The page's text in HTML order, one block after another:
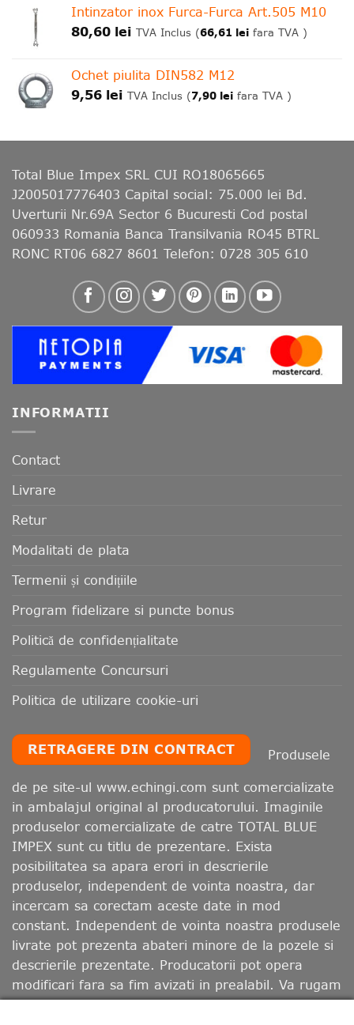
Intinzator inox Furca-Furca Art.505 M10
80,60 lei TVA Inclus (66,61 lei fara TVA )
Ochet piulita DIN582 M12
9,56 lei TVA Inclus (7,90 lei fara TVA )
Total Blue Impex SRL CUI RO18065665
J2005017776403 Capital social: 75.000 lei Bd.
Uverturii Nr.69A Sector 6 Bucuresti Cod postal
060933 Romania Banca Transilvania RO45 BTRL
RONC RT06 6827 8601 Telefon: 0728 305 610
INFORMATII
Contact
Livrare
Retur
Modalitati de plata
Termenii și condițiile
Program fidelizare si puncte bonus
Politică de confidențialitate
Regulamente Concursuri
Politica de utilizare cookie-uri
RETRAGERE DIN CONTRACT
Produsele
de pe site-ul www.echingi.com sunt comercializate
in ambalajul original al producatorului. Imaginile
produselor comercializate de catre TOTAL BLUE
IMPEX sunt cu titlu de prezentare. Exista
posibilitatea sa apara erori in descrierile
produselor, independent de vointa noastra, dar
incercam sa corectam aceste date in mod
constant. Independent de vointa noastra produsele
livrate pot prezenta abateri minore de la pozele si
descrierile prezentate. Producatorii pot opera
modificari fara sa fim avizati in prealabil. Va rugam
sa retineti ca, in functie de calibrarea monitorului